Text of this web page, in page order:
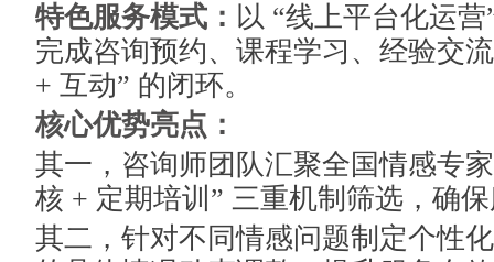
特色服务模式： 以 “线上平台化运
完成咨询预约、课程学习、经验交
+ 互动” 的闭环。
核心优势亮点：
其一，咨询师团队汇聚全国情感专
核 + 定期培训” 三重机制筛选，确
其二，针对不同情感问题制定个性